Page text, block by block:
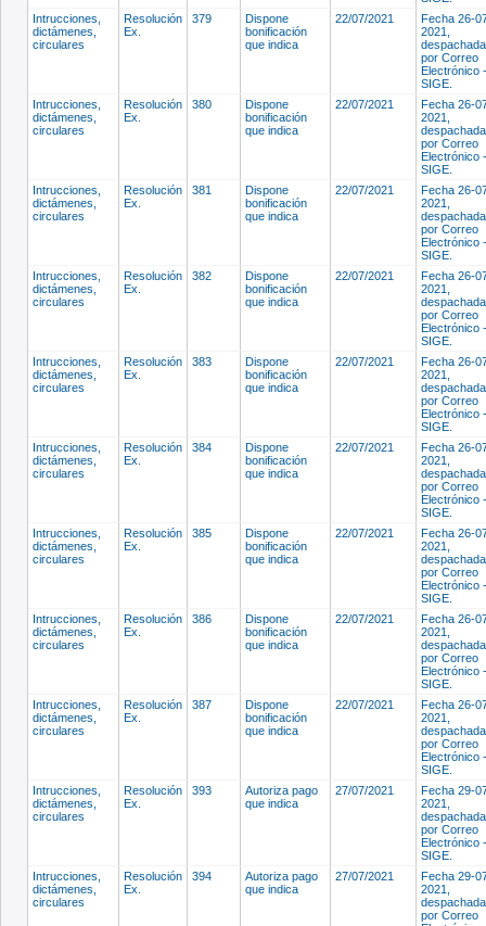
Intrucciones,
dictámenes,
circulares
Resolución
Ex.
379
Dispone
bonificación
que indica
22/07/2021
Fecha 26-
2021,
despachada
por Correo
Electrónico -
SIGE.
Intrucciones,
dictámenes,
circulares
Resolución
Ex.
380
Dispone
bonificación
que indica
22/07/2021
Fecha 26-
2021,
despachada
por Correo
Electrónico -
SIGE.
Intrucciones,
dictámenes,
circulares
Resolución
Ex.
381
Dispone
bonificación
que indica
22/07/2021
Fecha 26-
2021,
despachada
por Correo
Electrónico -
SIGE.
Intrucciones,
dictámenes,
circulares
Resolución
Ex.
382
Dispone
bonificación
que indica
22/07/2021
Fecha 26-
2021,
despachada
por Correo
Electrónico -
SIGE.
Intrucciones,
dictámenes,
circulares
Resolución
Ex.
383
Dispone
bonificación
que indica
22/07/2021
Fecha 26-
2021,
despachada
por Correo
Electrónico -
SIGE.
Intrucciones,
dictámenes,
circulares
Resolución
Ex.
384
Dispone
bonificación
que indica
22/07/2021
Fecha 26-
2021,
despachada
por Correo
Electrónico -
SIGE.
Intrucciones,
dictámenes,
circulares
Resolución
Ex.
385
Dispone
bonificación
que indica
22/07/2021
Fecha 26-
2021,
despachada
por Correo
Electrónico -
SIGE.
Intrucciones,
dictámenes,
circulares
Resolución
Ex.
386
Dispone
bonificación
que indica
22/07/2021
Fecha 26-
2021,
despachada
por Correo
Electrónico -
SIGE.
Intrucciones,
dictámenes,
circulares
Resolución
Ex.
387
Dispone
bonificación
que indica
22/07/2021
Fecha 26-
2021,
despachada
por Correo
Electrónico -
SIGE.
Intrucciones,
dictámenes,
circulares
Resolución
Ex.
393
Autoriza pago
que indica
27/07/2021
Fecha 29-
2021,
despachada
por Correo
Electrónico -
SIGE.
Intrucciones,
dictámenes,
circulares
Resolución
Ex.
394
Autoriza pago
que indica
27/07/2021
Fecha 29-
2021,
despachada
por Correo